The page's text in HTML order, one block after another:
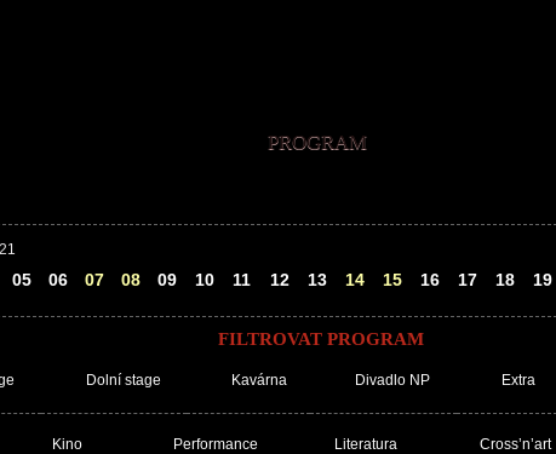
PROGRAM
05 06 07 08 09 10 11 12 13 14 15 16 17 18 19
FILTROVAT PROGRAM
Dolní stage Kavárna Divadlo NP Extra
Kino
Performance
Literatura
Cross’n’art